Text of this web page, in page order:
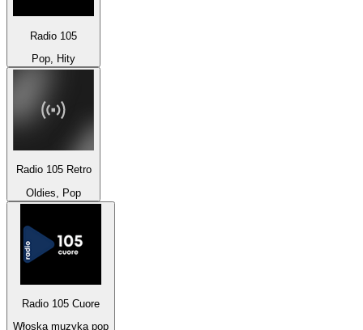
Radio 105
Pop, Hity
Radio 105 Retro
Oldies, Pop
Radio 105 Cuore
Włoska muzyka pop